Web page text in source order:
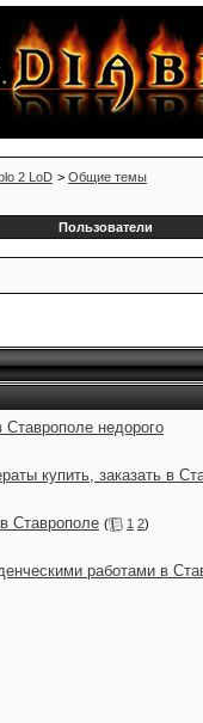
2 LoD > Общие темы
Пользователи
Ставрополе недорого
купить, заказать в
Ставрополе ( 1 2)
работами в